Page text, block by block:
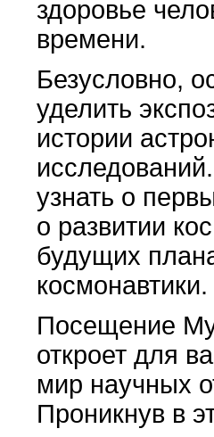
здоровье
времени.
Безусловно,
уделить
истории
узнать о
о развитии
будущих
космонавтики.
Посещение
откроет для
мир научных
Проникнув в